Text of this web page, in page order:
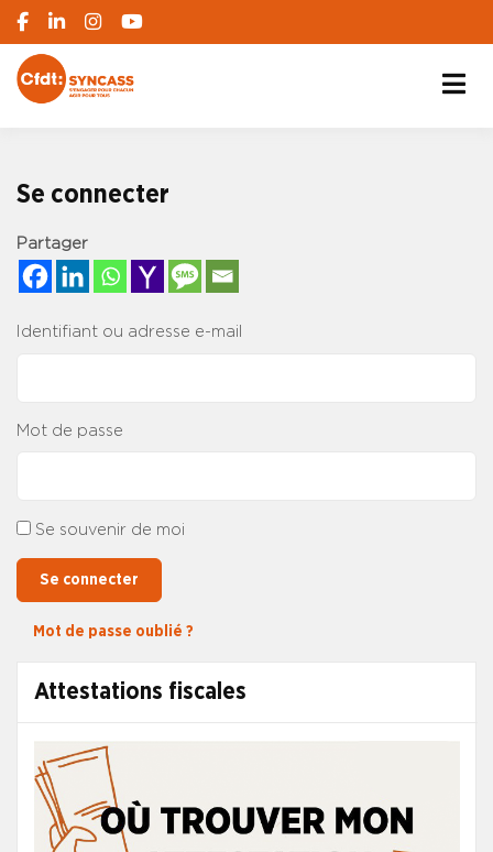
Attestations fiscales
Se connecter
Partager
Identifiant ou adresse e-mail
Mot de passe
Se souvenir de moi
Se connecter
Mot de passe oublié ?